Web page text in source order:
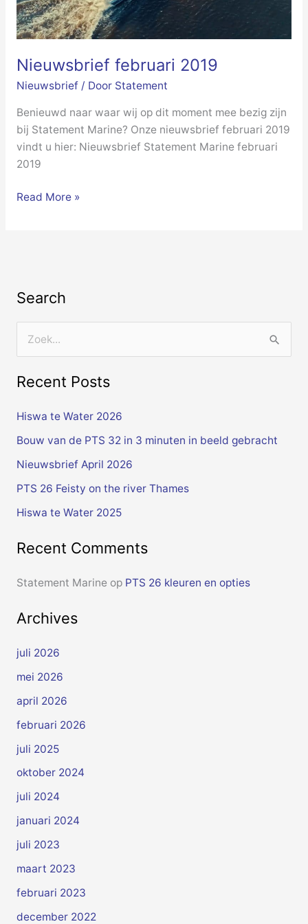
Nieuwsbrief februari 2019
Nieuwsbrief/ Door Statement
Benieuwd naar waar wij op dit moment mee bezig zijn
bij Statement Marine? Onze nieuwsbrief februari 2019
vindt u hier: Nieuwsbrief Statement Marine februari
2019
Read More »
Search
e
a
r
:
Recent Posts
Hiswa te Water 2026
Bouw van de PTS 32 in 3 minuten in beeld gebracht
Nieuwsbrief April 2026
PTS 26 Feisty on the river Thames
Hiswa te Water 2025
Recent Comments
Statement Marine op PTS 26 kleuren en opties
Archives
juli 2026
mei 2026
april 2026
februari 2026
juli 2025
oktober 2024
juli 2024
januari 2024
juli 2023
maart 2023
februari 2023
december 2022